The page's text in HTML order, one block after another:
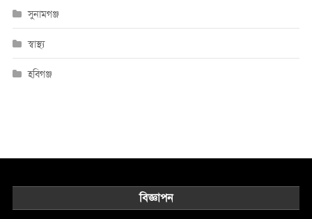
সুনামগঞ্জ
স্বাস্থ্য
হবিগঞ্জ
বিজ্ঞাপন